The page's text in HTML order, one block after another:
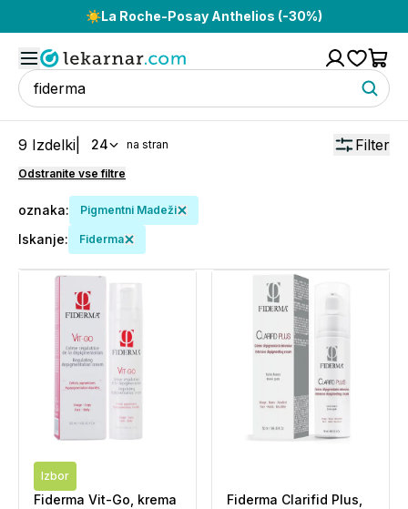
☀️La Roche-Posay Anthelios (-30%)
9 Izdelki 24 na stran Filter
Odstranite vse filtre
oznaka: Pigmentni Madeži
Iskanje: Fiderma
Izbor
Fiderma Vit-Go, krema
Fiderma Clarifid Plus,